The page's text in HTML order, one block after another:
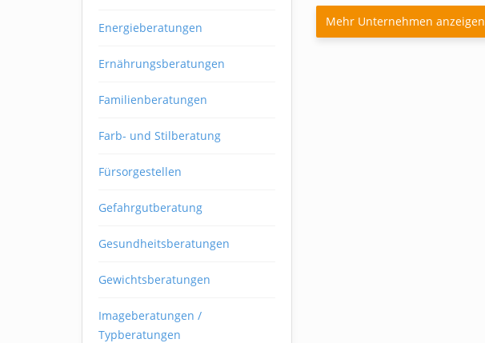
Energieberatungen
Ernährungsberatungen
Familienberatungen
Farb- und Stilberatung
Fürsorgestellen
Gefahrgutberatung
Gesundheitsberatungen
Gewichtsberatungen
Imageberatungen /
Typberatungen
Mehr Unternehmen anzeigen